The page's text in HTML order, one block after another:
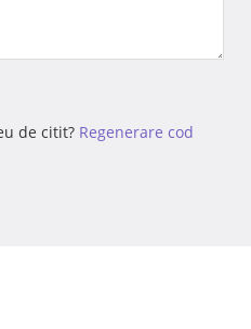
de citit? Regenerare cod